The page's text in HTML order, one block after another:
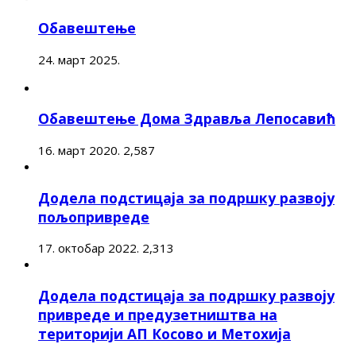
Обавештење
24. март 2025.
Обавештење Дома Здравља Лепосавић
16. март 2020. 2,587
Додела подстицаја за подршку развоју
пољопривреде
17. октобар 2022. 2,313
Додела подстицаја за подршку развоју
привреде и предузетништва на
територији АП Косово и Метохија